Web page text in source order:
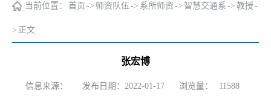
当前位置： 首页 -> 师资队伍 -> 系所师资 -> 智慧交通系 -> 教授-
> 正文
张宏博
信息来源： 发布日期：2022-01-17 浏览量： 11588